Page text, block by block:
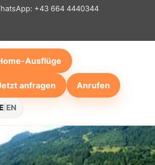
+43 664 4440344
Ausflüge
anfragen Anrufen
EN